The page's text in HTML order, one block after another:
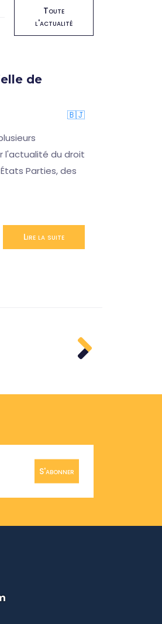
Toute
l'actualité
de
🇧🇯
l'actualité du droit
Parties, des
Lire la suite
S'abonner